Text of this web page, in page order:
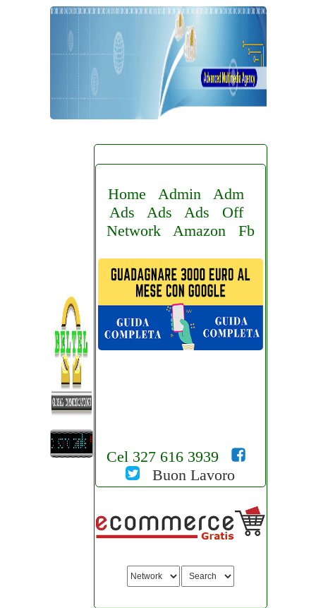
Home Admin
Adm
Ads
Ads Ads
Off
Network
Amazon Fb
Cel 327 616 3939
Buon Lavoro